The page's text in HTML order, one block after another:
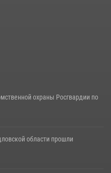
офицера милиции
охраны Росгвардии по
области прошли